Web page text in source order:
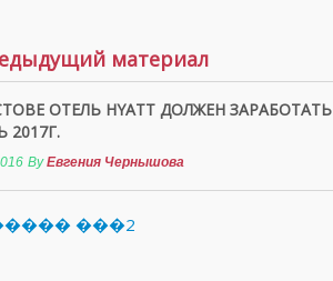
материал
ОТЕЛЬ HYATT ДОЛЖЕН ЗАРАБОТАТЬ
2017Г.
ByЕвгения Чернышова
���2